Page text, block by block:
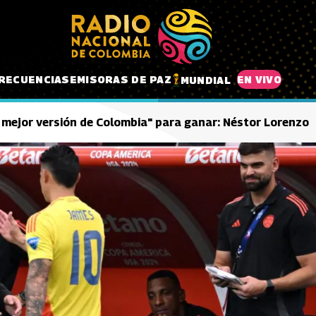
EMISORAS DE PAZ MUNDIAL EN VIVO
versión de Colombia" para ganar: Néstor Lorenzo